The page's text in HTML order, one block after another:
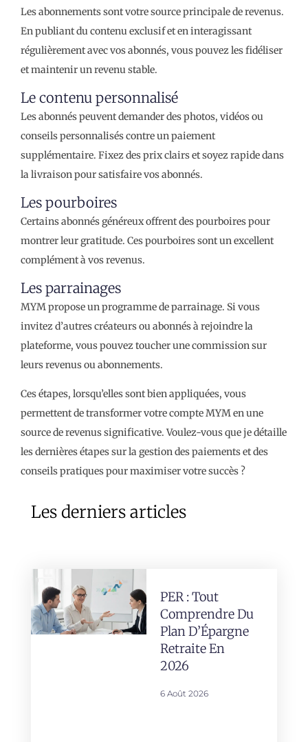
Les abonnements sont votre source principale de revenus.
En publiant du contenu exclusif et en interagissant
régulièrement avec vos abonnés, vous pouvez les fidéliser
et maintenir un revenu stable.
Le contenu personnalisé
Les abonnés peuvent demander des photos, vidéos ou
conseils personnalisés contre un paiement
supplémentaire. Fixez des prix clairs et soyez rapide dans
la livraison pour satisfaire vos abonnés.
Les pourboires
Certains abonnés généreux offrent des pourboires pour
montrer leur gratitude. Ces pourboires sont un excellent
complément à vos revenus.
Les parrainages
MYM propose un programme de parrainage. Si vous
invitez d’autres créateurs ou abonnés à rejoindre la
plateforme, vous pouvez toucher une commission sur
leurs revenus ou abonnements.
Ces étapes, lorsqu’elles sont bien appliquées, vous
permettent de transformer votre compte MYM en une
source de revenus significative. Voulez-vous que je détaille
les dernières étapes sur la gestion des paiements et des
conseils pratiques pour maximiser votre succès ?
Les derniers articles
PER : Tout
Comprendre Du
Plan D’Épargne
Retraite En
2026
6 Août 2026